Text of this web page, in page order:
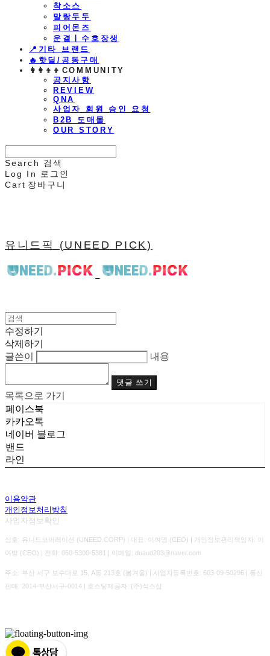
착소스
말랑두두
피어몬즈
운결ㅣ수호장생
📍기타 브랜드
🔥핫딜/공동구매
👩‍👩‍👦‍👦COMMUNITY
공지사항
REVIEW
QNA
사업자 회원 승인 요청
B2B 도매몰
OUR STORY
Search
검색
Log In
로그인
Cart 장바구니
유니드픽 (UNEED PICK)
수정하기
삭제하기
글쓴이
내용
댓글 쓰기
목록으로 가기
페이스북
카카오톡
네이버 블로그
밴드
라인
이용약관
개인정보처리방침
사업자정보확인
상호: 유니드코퍼레이션 (UNEED.CORP) | 대표: 이여명 (CEO) | 개인정보관리책임자: 이
여명 (CEO) | 전화: 050-5300-5381 | 이메일: duaud203@naver.com
주소: 부산 서구 보수대로 15, A동 213호 (봄겨울) | 사업자등록번호: 603-09-50296 | 통신
판매: 2014-부산서구-0014 | 호스팅제공자: (주)식스샵